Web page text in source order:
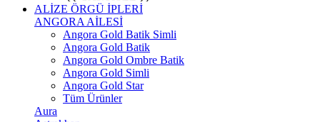
ALİZE ÖRGÜ İPLERİ
ANGORA AİLESİ
Angora Gold Batik Simli
Angora Gold Batik
Angora Gold Ombre Batik
Angora Gold Simli
Angora Gold Star
Tüm Ürünler
Aura